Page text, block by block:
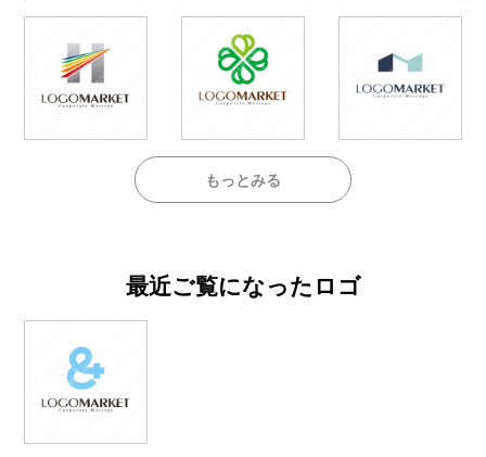
もっとみる
最近ご覧になったロゴ